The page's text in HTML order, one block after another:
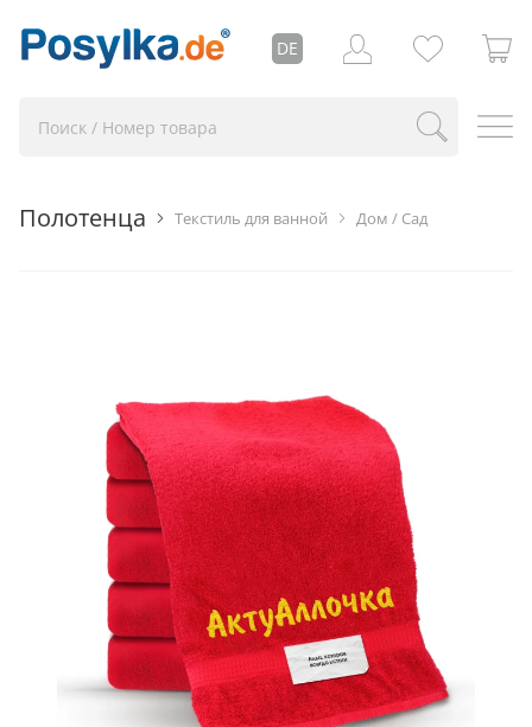
DE
Дом / Сад
Текстиль для ванной
Полотенца